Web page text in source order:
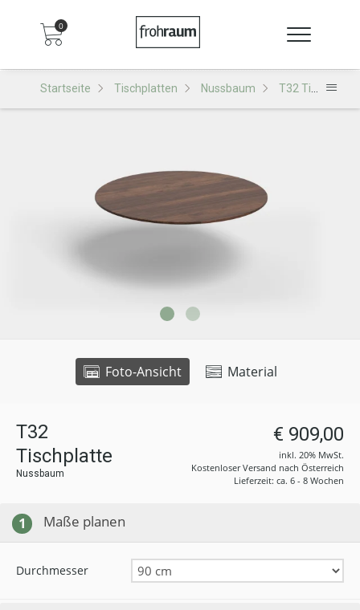
0
Startseite Tischplatten Nussbaum T32 Tischplatte
Foto-Ansicht Material
T32
Tischplatte
Nussbaum
€ 909,00
inkl. 20% MwSt.
Kostenloser Versand nach Österreich
Lieferzeit: ca. 6 - 8 Wochen
1 Maße planen
Durchmesser